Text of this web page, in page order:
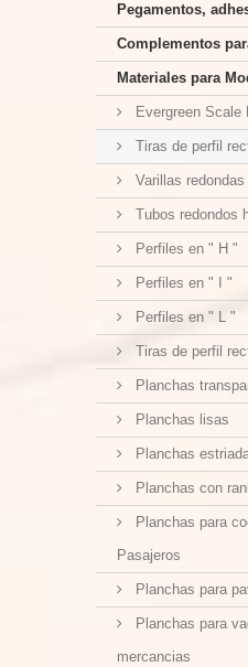
Pegamentos,
Complementos
Materiales para
Evergreen Scale
Tiras de perfil
Varillas
Tubos redondos
Perfiles en " H "
Perfiles en " I "
Perfiles en " L "
Tiras de perfil
Planchas
Planchas lisas
Planchas
Planchas con
Planchas para
Pasajeros
Planchas para
Planchas para
mercancias